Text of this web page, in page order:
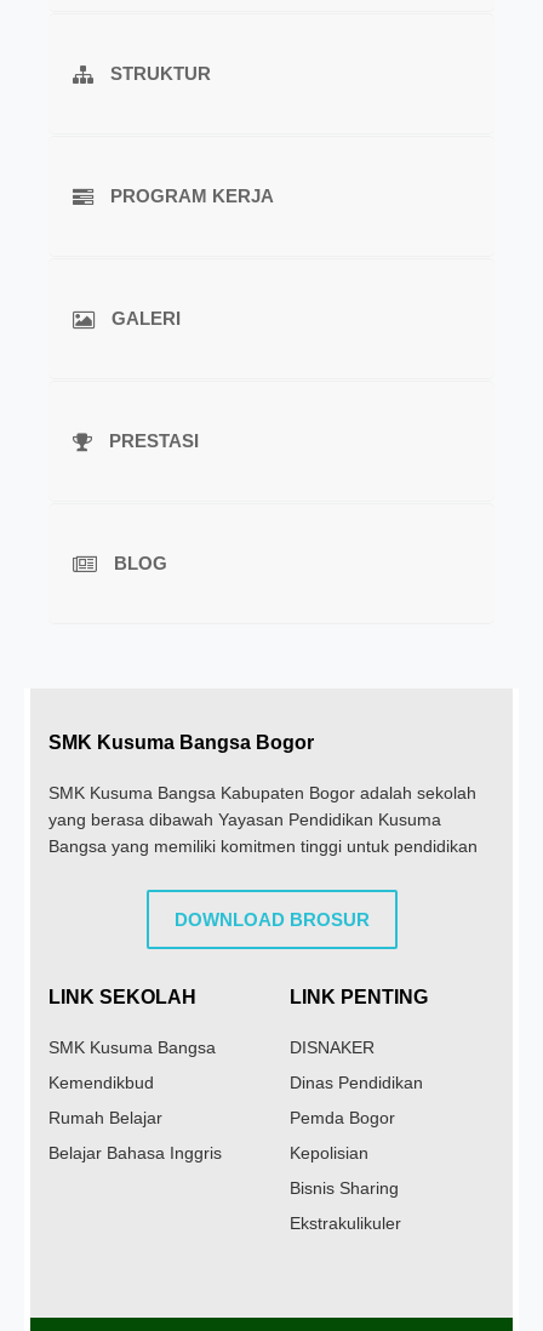
STRUKTUR
PROGRAM KERJA
GALERI
PRESTASI
BLOG
SMK Kusuma Bangsa Bogor
SMK Kusuma Bangsa Kabupaten Bogor adalah sekolah
yang berasa dibawah Yayasan Pendidikan Kusuma
Bangsa yang memiliki komitmen tinggi untuk pendidikan
DOWNLOAD BROSUR
LINK SEKOLAH
SMK Kusuma Bangsa
Kemendikbud
Rumah Belajar
Belajar Bahasa Inggris
LINK PENTING
DISNAKER
Dinas Pendidikan
Pemda Bogor
Kepolisian
Bisnis Sharing
Ekstrakulikuler